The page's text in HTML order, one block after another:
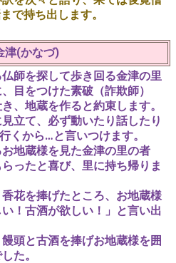
で持ち出します。
津(かなづ)
師を探して歩き回る金津の里
目をつけた素破（詐欺師）
、地蔵を作ると約束します。
立て、必ず動いたり話したり
くから…と言いつけます。
地蔵様を見た金津の里の者
ったと喜び、里に持ち帰りま
花を捧げたところ、お地蔵様
！古酒が欲しい！」と言い出
頭と古酒を捧げお地蔵様を囲
た。